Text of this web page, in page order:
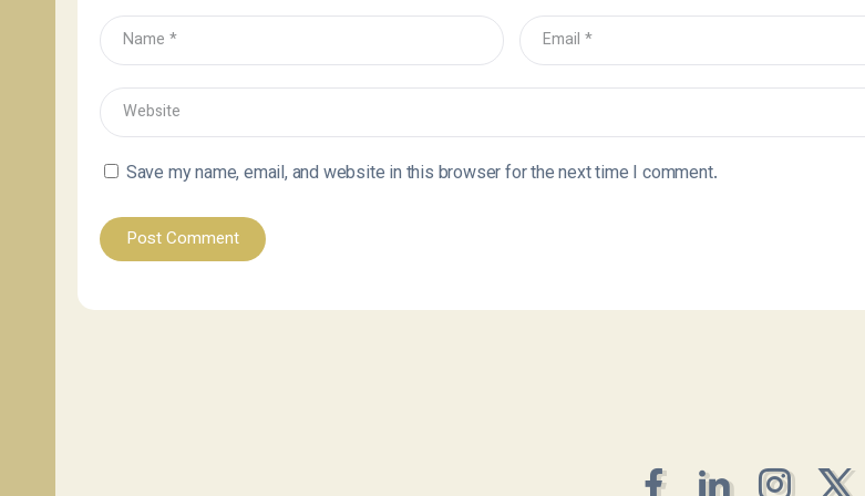
Save my name, email, and website in this browser for the next time I comment.